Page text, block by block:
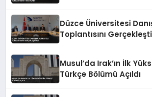
Düzce Üniversitesi
Toplantısını
Musul’da Irak’ın İlk
Türkçe Bölümü Açıldı